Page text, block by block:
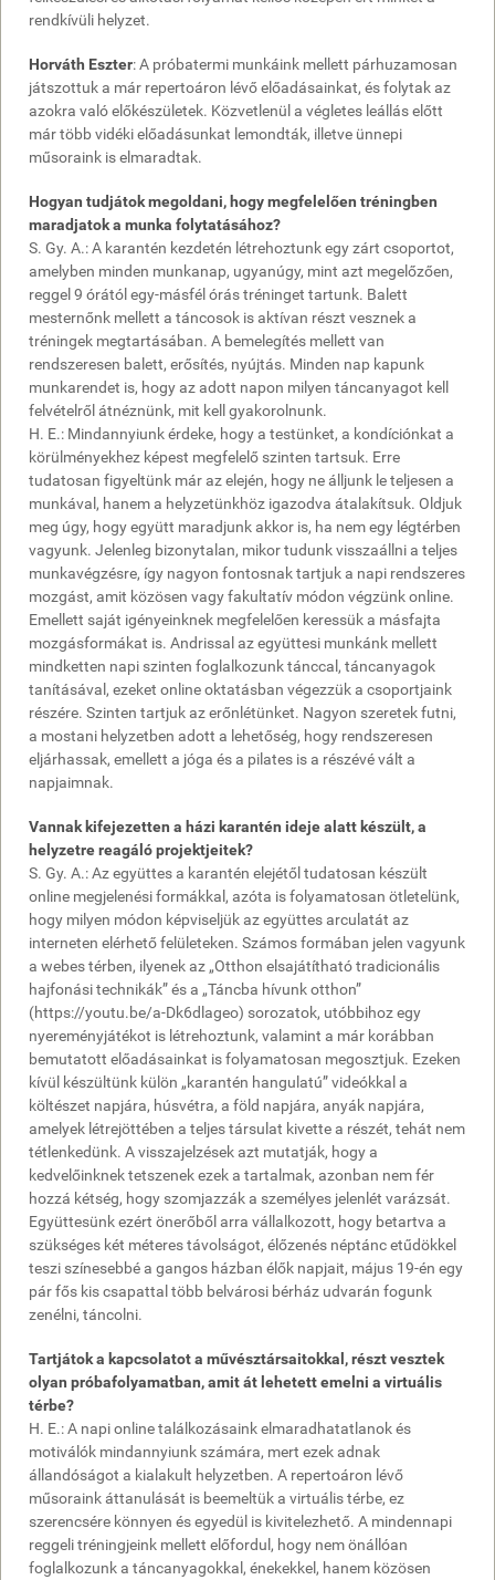
rendkívüli helyzet.
Horváth Eszter: A próbatermi munkáink mellett párhuzamosan
játszottuk a már repertoáron lévő előadásainkat, és folytak az
azokra való előkészületek. Közvetlenül a végletes leállás előtt
már több vidéki előadásunkat lemondták, illetve ünnepi
műsoraink is elmaradtak.
Hogyan tudjátok megoldani, hogy megfelelően tréningben
maradjatok a munka folytatásához?
S. Gy. A.: A karantén kezdetén létrehoztunk egy zárt csoportot,
amelyben minden munkanap, ugyanúgy, mint azt megelőzően,
reggel 9 órától egy-másfél órás tréninget tartunk. Balett
mesternőnk mellett a táncosok is aktívan részt vesznek a
tréningek megtartásában. A bemelegítés mellett van
rendszeresen balett, erősítés, nyújtás. Minden nap kapunk
munkarendet is, hogy az adott napon milyen táncanyagot kell
felvételről átnéznünk, mit kell gyakorolnunk.
H. E.: Mindannyiunk érdeke, hogy a testünket, a kondíciónkat a
körülményekhez képest megfelelő szinten tartsuk. Erre
tudatosan figyeltünk már az elején, hogy ne álljunk le teljesen a
munkával, hanem a helyzetünkhöz igazodva átalakítsuk. Oldjuk
meg úgy, hogy együtt maradjunk akkor is, ha nem egy légtérben
vagyunk. Jelenleg bizonytalan, mikor tudunk visszaállni a teljes
munkavégzésre, így nagyon fontosnak tartjuk a napi rendszeres
mozgást, amit közösen vagy fakultatív módon végzünk online.
Emellett saját igényeinknek megfelelően keressük a másfajta
mozgásformákat is. Andrissal az együttesi munkánk mellett
mindketten napi szinten foglalkozunk tánccal, táncanyagok
tanításával, ezeket online oktatásban végezzük a csoportjaink
részére. Szinten tartjuk az erőnlétünket. Nagyon szeretek futni,
a mostani helyzetben adott a lehetőség, hogy rendszeresen
eljárhassak, emellett a jóga és a pilates is a részévé vált a
napjaimnak.
Vannak kifejezetten a házi karantén ideje alatt készült, a
helyzetre reagáló projektjeitek?
S. Gy. A.: Az együttes a karantén elejétől tudatosan készült
online megjelenési formákkal, azóta is folyamatosan ötletelünk,
hogy milyen módon képviseljük az együttes arculatát az
interneten elérhető felületeken. Számos formában jelen vagyunk
a webes térben, ilyenek az „Otthon elsajátítható tradicionális
hajfonási technikák” és a „Táncba hívunk otthon”
(https://youtu.be/a-Dk6dlageo) sorozatok, utóbbihoz egy
nyereményjátékot is létrehoztunk, valamint a már korábban
bemutatott előadásainkat is folyamatosan megosztjuk. Ezeken
kívül készültünk külön „karantén hangulatú” videókkal a
költészet napjára, húsvétra, a föld napjára, anyák napjára,
amelyek létrejöttében a teljes társulat kivette a részét, tehát nem
tétlenkedünk. A visszajelzések azt mutatják, hogy a
kedvelőinknek tetszenek ezek a tartalmak, azonban nem fér
hozzá kétség, hogy szomjazzák a személyes jelenlét varázsát.
Együttesünk ezért önerőből arra vállalkozott, hogy betartva a
szükséges két méteres távolságot, élőzenés néptánc etűdökkel
teszi színesebbé a gangos házban élők napjait, május 19-én egy
pár fős kis csapattal több belvárosi bérház udvarán fogunk
zenélni, táncolni.
Tartjátok a kapcsolatot a művésztársaitokkal, részt vesztek
olyan próbafolyamatban, amit át lehetett emelni a virtuális
térbe?
H. E.: A napi online találkozásaink elmaradhatatlanok és
motiválók mindannyiunk számára, mert ezek adnak
állandóságot a kialakult helyzetben. A repertoáron lévő
műsoraink áttanulását is beemeltük a virtuális térbe, ez
szerencsére könnyen és egyedül is kivitelezhető. A mindennapi
reggeli tréningjeink mellett előfordul, hogy nem önállóan
foglalkozunk a táncanyagokkal, énekekkel, hanem közösen